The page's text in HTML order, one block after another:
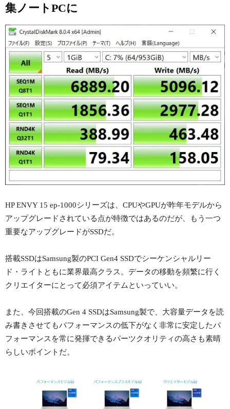
集ノートPCに
HP ENVY 15 ep-1000シリーズは、CPUやGPUが昨年モデルから
アップグレードされている点が特徴ではあるのだが、もう一つ
重要なアップグレードがSSDだ。
搭載SSDはSamsung製のPCI Gen4 SSDでシーケンシャルリー
ド・ライトともに業界最高クラス。データの移動を頻繁に行く
クリエイターにとって必須アイテムといっていい。
また、今回搭載のGen 4 SSDはSamsung製で、大容量データを読
み書きさせてもパフォーマンスの低下がなく非常に安定したパ
フォーマンスを常に発揮できるパーツクオリティの高さも素晴
らしいポイントだ。